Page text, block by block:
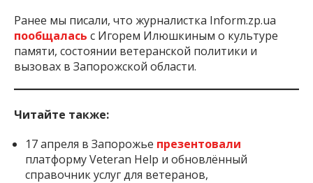
Ранее мы писали, что журналистка Inform.zp.ua
пообщалась с Игорем Илюшкиным о культуре
памяти, состоянии ветеранской политики и
вызовах в Запорожской области.
Читайте также:
17 апреля в Запорожье презентовали
платформу Veteran Help и обновлённый
справочник услуг для ветеранов,